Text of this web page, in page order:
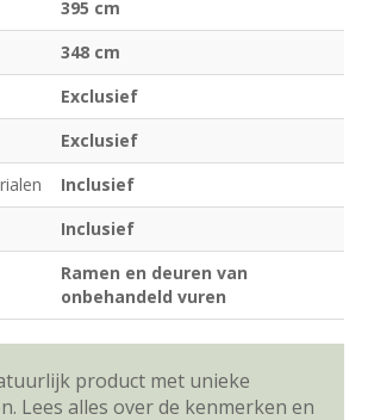
395 cm
348 cm
Exclusief
Exclusief
Inclusief
Inclusief
Ramen en deuren van
onbehandeld vuren
product met unieke
Lees alles over de kenmerken en